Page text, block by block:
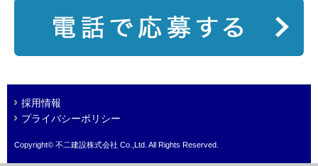
採用情報
プライバシーポリシー
Copyright© 不二建設株式会社 Co.,Ltd. All Rights Reserved.